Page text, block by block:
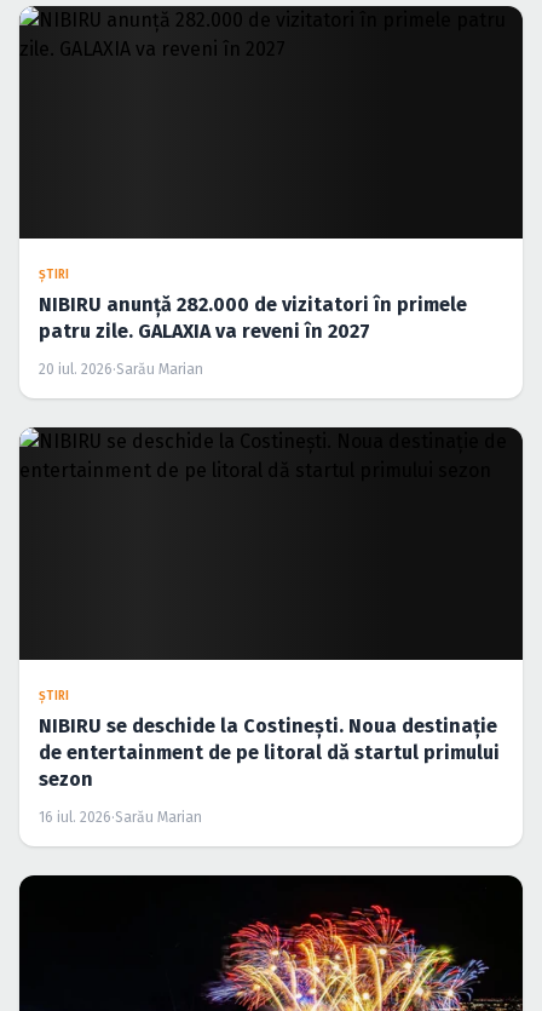
ŞTIRI
NIBIRU anunță 282.000 de vizitatori în primele
patru zile. GALAXIA va reveni în 2027
20 iul. 2026·Sarău Marian
ŞTIRI
NIBIRU se deschide la Costinești. Noua destinație
de entertainment de pe litoral dă startul primului
sezon
16 iul. 2026·Sarău Marian